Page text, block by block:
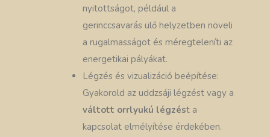
nyitottságot, például a
gerinccsavarás ülő helyzetben növeli
a rugalmasságot és méregteleníti az
energetikai pályákat.
Légzés és vizualizáció beépítése:
Gyakorold az uddzsáji légzést vagy a
váltott orrlyukú légzést a
kapcsolat elmélyítése érdekében.